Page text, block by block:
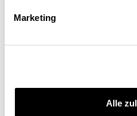
Marketing
Alle